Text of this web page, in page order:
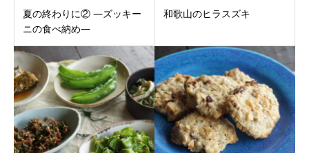
夏の終わりに② ―ズッキー
ニの食べ納め―
和歌山のヒラスズキ